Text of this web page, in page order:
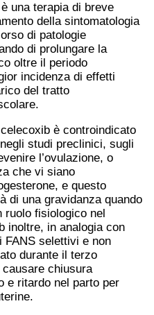
una terapia di breve
della sintomatologia
di patologie
di prolungare la
oltre il periodo
incidenza di effetti
del tratto
è controindicato
studi preclinici, sugli
l’ovulazione, o
che vi siano
e questo
di una gravidanza quando
fisiologico nel
inoltre, in analogia con
FANS selettivi e non
durante il terzo
chiusura
e ritardo nel parto per